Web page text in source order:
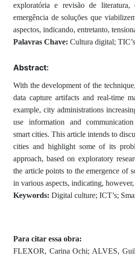
exploratória e revisão de
emergência de soluções que
aspectos, indicando, entretanto,
Palavras Chave: Cultura digital;
Abstract:
With the development of the
data capture artifacts and real-time
example, city administrations
use information and
smart cities. This article intends to
cities and highlight some of its
approach, based on exploratory
the article points to the emergence of
in various aspects, indicating,
Keywords: Digital culture; ICT’s;
Para citar essa obra:
FLEXOR, Carina Ochi; ALVES,